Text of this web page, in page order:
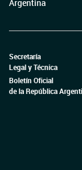
Argentina
Secretaría
Legal y Técnica
Boletín Oficial
de la República